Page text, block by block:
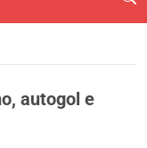
autogol e